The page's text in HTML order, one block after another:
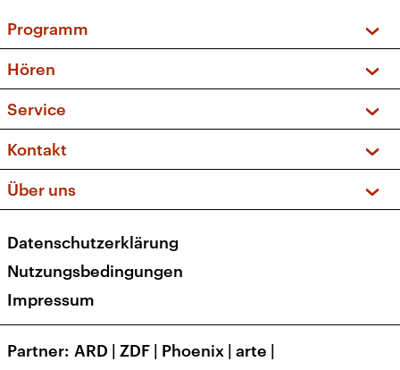
Programm
Sendungen und Podcasts
Musikliste
Kakadu – Das Kinderprogramm
Hören
Frequenzen (UKW + DAB+)
Service
FAQ
Apps
Newsletter
Veranstaltungen
Kontakt
Social Media
Über uns
Presse
Karriere
Transparenz
Datenschutzerklärung
Nutzungsbedingungen
Impressum
Partner ARD | ZDF | Phoenix | arte |